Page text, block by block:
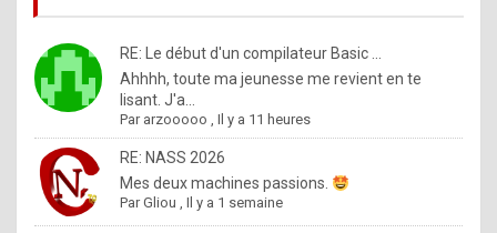
%
m
a
d
b
y
RE: Le début d'un compilateur Basic ...
Ahhhh, toute ma jeunesse me revient en te
lisant. J'a...
Par arzooooo ,Il y a 11 heures
RE: NASS 2026
Mes deux machines passions.
ParGliou ,Il y a 1 semaine